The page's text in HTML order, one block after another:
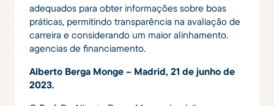
adequados para obter informações sobre boas
práticas, permitindo transparência na avaliação de
carreira e considerando um maior alinhamento.
agencias de financiamento.
Alberto Berga Monge – Madrid, 21 de junho de
2023.